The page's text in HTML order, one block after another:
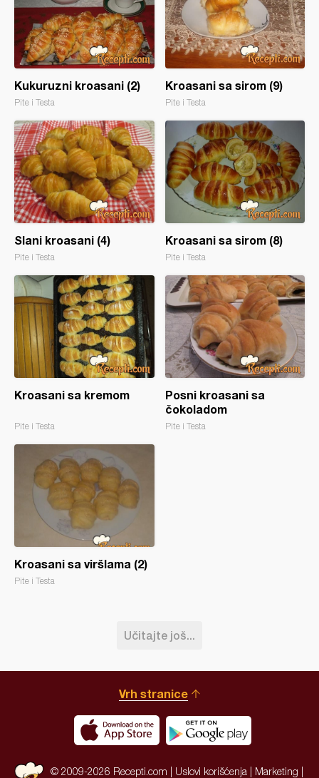
Kukuruzni kroasani (2)
Pite i Testa
Kroasani sa sirom (9)
Pite i Testa
Slani kroasani (4)
Pite i Testa
Kroasani sa sirom (8)
Pite i Testa
Kroasani sa kremom
Pite i Testa
Posni kroasani sa
čokoladom
Pite i Testa
Kroasani sa viršlama (2)
Pite i Testa
Učitajte još...
Vrh stranice
© 2009-2026 Recepti.com | Uslovi korišćenja Marketing